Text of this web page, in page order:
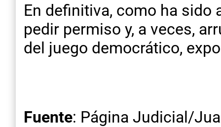
En definitiva, como ha sido
pedir permiso y, a veces,
del juego democrático,
Fuente: Página Judicial/